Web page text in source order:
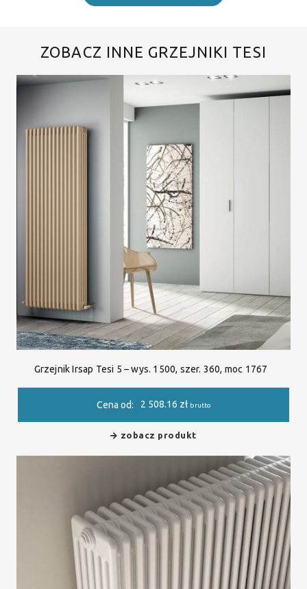
ZOBACZ INNE GRZEJNIKI TESI
Grzejnik Irsap Tesi 5 – wys. 1500, szer. 360, moc 1767
Cena od: 2 508.16 zł brutto
zobacz produkt